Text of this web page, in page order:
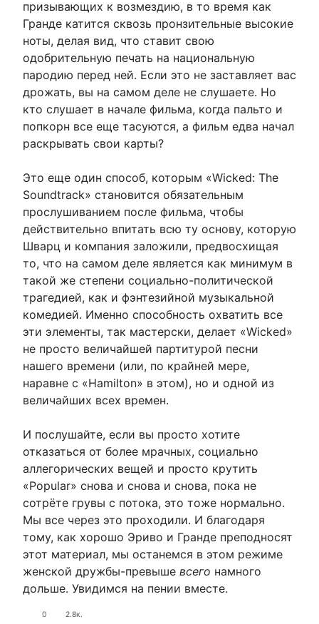
призывающих к возмездию, в то время как
Гранде катится сквозь пронзительные высокие
ноты, делая вид, что ставит свою
одобрительную печать на национальную
пародию перед ней. Если это не заставляет вас
дрожать, вы на самом деле не слушаете. Но
кто слушает в начале фильма, когда пальто и
попкорн все еще тасуются, а фильм едва начал
раскрывать свои карты?
Это еще один способ, которым «Wicked: The
Soundtrack» становится обязательным
прослушиванием после фильма, чтобы
действительно впитать всю ту основу, которую
Шварц и компания заложили, предвосхищая
то, что на самом деле является как минимум в
такой же степени социально-политической
трагедией, как и фэнтезийной музыкальной
комедией. Именно способность охватить все
эти элементы, так мастерски, делает «Wicked»
не просто величайшей партитурой песни
нашего времени (или, по крайней мере,
наравне с «Hamilton» в этом), но и одной из
величайших всех времен.
И послушайте, если вы просто хотите
отказаться от более мрачных, социально
аллегорических вещей и просто крутить
«Popular» снова и снова и снова, пока не
сотрёте грувы с потока, это тоже нормально.
Мы все через это проходили. И благодаря
тому, как хорошо Эриво и Гранде преподносят
этот материал, мы останемся в этом режиме
женской дружбы-превыше всего намного
дольше. Увидимся на пении вместе.
0 2.8к.